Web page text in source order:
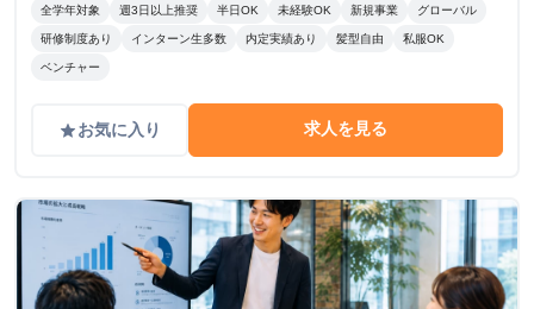
全学年対象 週3日以上推奨 半日OK 未経験OK 新規事業 グローバル
研修制度あり インターン生多数 内定実績あり 髪型自由 私服OK
ベンチャー
gradeお気に入り 求人を見る